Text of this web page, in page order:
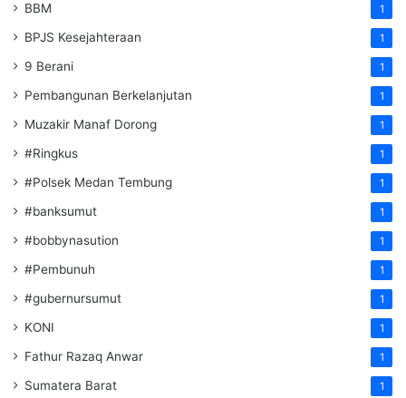
BBM 1
BPJS Kesejahteraan 1
9 Berani 1
Pembangunan Berkelanjutan 1
Muzakir Manaf Dorong 1
#Ringkus 1
#Polsek Medan Tembung 1
#banksumut 1
#bobbynasution 1
#Pembunuh 1
#gubernursumut 1
KONI 1
Fathur Razaq Anwar 1
Sumatera Barat 1